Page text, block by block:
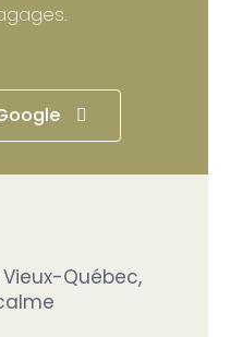
Québec,